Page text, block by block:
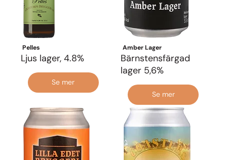
Pelles
Ljus lager, 4.8%
Se mer
Amber Lager
Bärnstensfärgad
lager 5,6%
Se mer